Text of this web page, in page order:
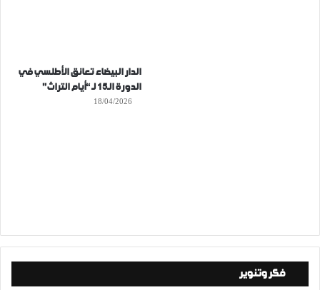
الدار البيضاء تعانق الأطلسي في
الدورة الـ15 لـ “أيام التراث”
18/04/2026
فكر وتنوير